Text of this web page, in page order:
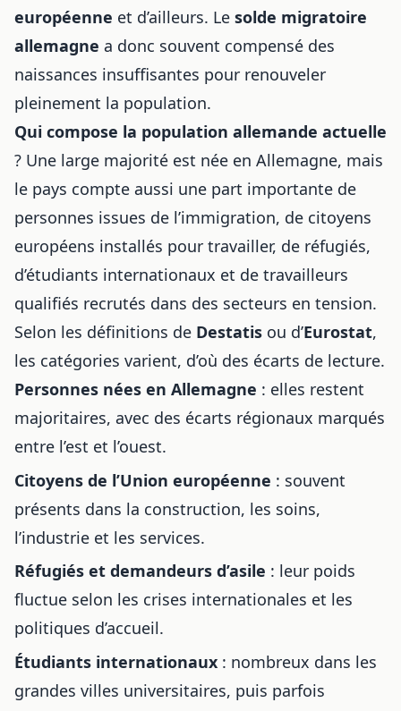
européenne et d’ailleurs. Le solde migratoire
allemagne a donc souvent compensé des
naissances insuffisantes pour renouveler
pleinement la population.
Qui compose la population allemande actuelle
? Une large majorité est née en Allemagne, mais
le pays compte aussi une part importante de
personnes issues de l’immigration, de citoyens
européens installés pour travailler, de réfugiés,
d’étudiants internationaux et de travailleurs
qualifiés recrutés dans des secteurs en tension.
Selon les définitions de Destatis ou d’Eurostat,
les catégories varient, d’où des écarts de lecture.
Personnes nées en Allemagne : elles restent
majoritaires, avec des écarts régionaux marqués
entre l’est et l’ouest.
Citoyens de l’Union européenne : souvent
présents dans la construction, les soins,
l’industrie et les services.
Réfugiés et demandeurs d’asile : leur poids
fluctue selon les crises internationales et les
politiques d’accueil.
Étudiants internationaux : nombreux dans les
grandes villes universitaires, puis parfois